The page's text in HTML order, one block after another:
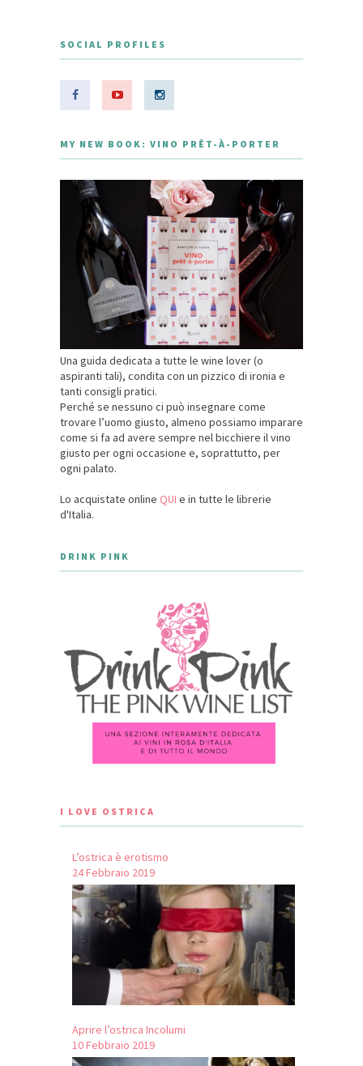
SOCIAL PROFILES
MY NEW BOOK: VINO PRÊT-À-PORTER
Una guida dedicata a tutte le wine lover (o
aspiranti tali), condita con un pizzico di ironia e
tanti consigli pratici.
Perché se nessuno ci può insegnare come
trovare l’uomo giusto, almeno possiamo imparare
come si fa ad avere sempre nel bicchiere il vino
giusto per ogni occasione e, soprattutto, per
ogni palato.
Lo acquistate online QUI e in tutte le librerie
d'Italia.
DRINK PINK
I LOVE OSTRICA
L’ostrica è erotismo
24 Febbraio 2019
Aprire l’ostrica Incolumi
10 Febbraio 2019